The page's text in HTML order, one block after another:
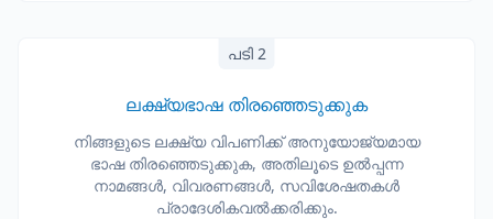
പടി 2
ലക്ഷ്യഭാഷ തിരഞ്ഞെടുക്കുക
നിങ്ങളുടെ ലക്ഷ്യ വിപണിക്ക് അനുയോജ്യമായ
ഭാഷ തിരഞ്ഞെടുക്കുക, അതിലൂടെ ഉൽപ്പന്ന
നാമങ്ങൾ, വിവരണങ്ങൾ, സവിശേഷതകൾ
പ്രാദേശികവൽക്കരിക്കും.